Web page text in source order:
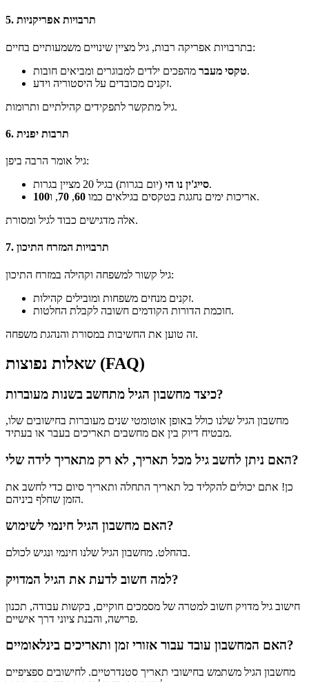
5. תרבויות אפריקניות
בתרבויות אפריקה רבות, גיל מציין שינויים משמעותיים בחיים:
טקסי מעברמהפכים ילדים למבוגרים ומביאים חובות.
זקנים מכובדים על היסטוריה וידע.
גיל מתקשר לתפקידים קהילתיים ותרומות.
6. תרבות יפנית
גיל אומר הרבה ביפן:
סייג'ין נו הי(יום בגרות) בגיל 20 מציין בגרות.
אריכות ימים נחגגת בטקסים בגילאים כמו 60
,
70, ו100
.
אלה מדגישים כבוד לגיל ומסורת.
7. תרבויות המזרח התיכון
גיל קשור למשפחה וקהילה במזרח התיכון:
זקנים מנחים משפחות ומובילים קהילות.
חוכמת הדורות הקודמים חשובה לקבלת החלטות.
זה טוען את החשיבות במסורת והנהגת משפחה.
שאלות נפוצות (FAQ)
כיצד מחשבון הגיל מתחשב בשנות מעוברות?
מחשבון הגיל שלנו כולל באופן אוטומטי שנים מעוברות בחישובים שלו,
מבטיח דיוק בין אם מחשבים תאריכים בעבר או בעתיד.
האם ניתן לחשב גיל מכל תאריך, לא רק מתאריך לידה שלי?
כן! אתם יכולים להקליד כל תאריך התחלה ותאריך סיום כדי לחשב את
הזמן שחלף ביניהם.
האם מחשבון הגיל חינמי לשימוש?
בהחלט. מחשבון הגיל שלנו חינמי ונגיש לכולם.
למה חשוב לדעת את הגיל המדויק?
חישוב גיל מדויק חשוב למטרה של מסמכים חוקיים, בקשות עבודה, תכנון
פרישה, והבנת ציוני דרך אישיים.
האם המחשבון עובד עבור אזורי זמן ותאריכים בינלאומיים?
מחשבון הגיל משתמש בחישובי תאריך סטנדרטיים. לחישובים ספציפיים